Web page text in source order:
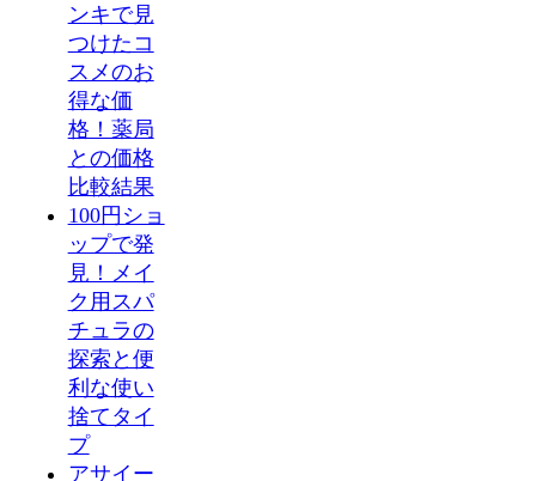
ンキで見
つけたコ
スメのお
得な価
格！薬局
との価格
比較結果
100円ショ
ップで発
見！メイ
ク用スパ
チュラの
探索と便
利な使い
捨てタイ
プ
アサイー